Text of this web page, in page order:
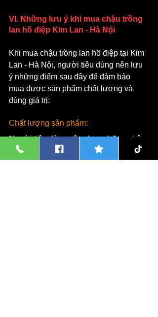
VI. Những lưu ý khi mua chậu trồng
lan hồ điệp Kim Lan - Hà Nội
Khi mua chậu trồng lan hồ điệp tại Kim
Lan - Hà Nội, người tiêu dùng nên lưu
ý những điểm sau đây để đảm bảo
mua được sản phẩm chất lượng và
đúng giá trị:
Chất lượng sản phẩm:
Người tiêu dùng nên chọn những chậu
trồng lan hồ điệp được làm từ chất liệu
tốt, đảm bảo độ bền cao và độ an toàn